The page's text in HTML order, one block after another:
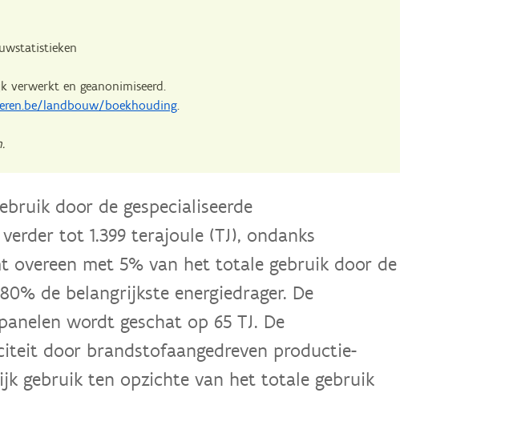
verwerkt en geanonimiseerd.
landbouw/boekhouding.
door de gespecialiseerde
tot 1.399 terajoule (TJ), ondanks
overeen met 5% van het totale gebruik door de
de belangrijkste energiedrager. De
wordt geschat op 65 TJ. De
door brandstofaangedreven productie-
gebruik ten opzichte van het totale gebruik